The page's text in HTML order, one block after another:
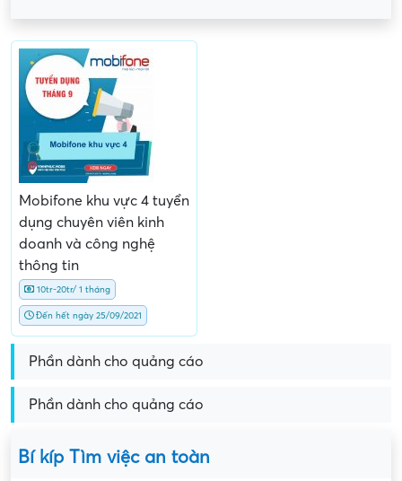
Mobifone khu vực 4 tuyển
dụng chuyên viên kinh
doanh và công nghệ
thông tin
10tr-20tr/ 1 tháng
Đến hết ngày 25/09/2021
Phần dành cho quảng cáo
Phần dành cho quảng cáo
Bí kíp Tìm việc an toàn